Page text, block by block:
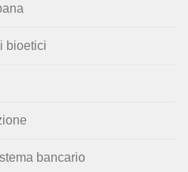
bioetici
bancario